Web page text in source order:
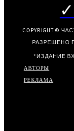
COPYRIGHT ©
РАЗРЕШЕНО
*ИЗДАНИЕ
АВТОРЫ
РЕКЛАМА